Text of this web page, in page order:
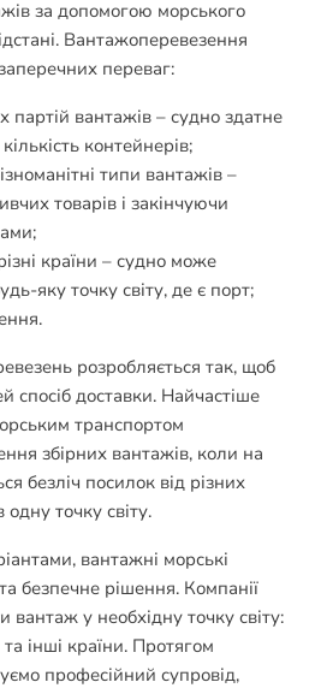
за допомогою морського
Вантажоперевезення
переваг:
партій вантажів – судно здатне
контейнерів;
типи вантажів –
товарів і закінчуючи
країни – судно може
яку точку світу, де є порт;
розробляється так, щоб
спосіб доставки. Найчастіше
транспортом
збірних вантажів, коли на
безліч посилок від різних
точку світу.
вантажні морські
безпечне рішення. Компанії
вантаж у необхідну точку світу:
інші країни. Протягом
професійний супровід,